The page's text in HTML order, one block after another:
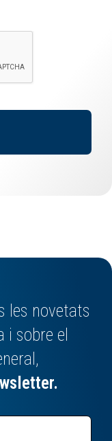
les novetats
i sobre el